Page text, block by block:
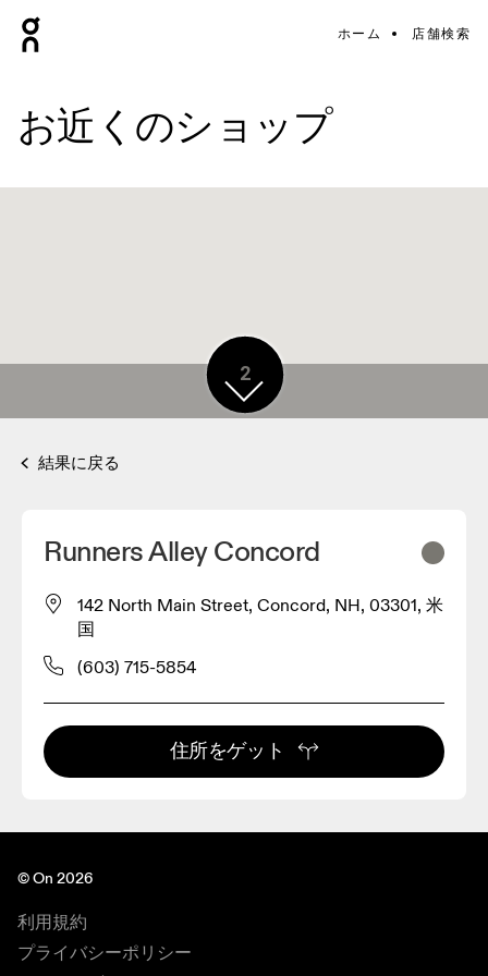
ホーム 店舗検索
お近くのショップ
2
結果に戻る
Runners Alley Concord
142 North Main Street, Concord, NH, 03301, 米
国
(603) 715-5854
住所をゲット
© On 2026
利用規約
プライバシーポリシー